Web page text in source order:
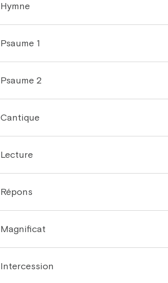
Hymne
Psaume 1
Psaume 2
Cantique
Lecture
Répons
Magnificat
Intercession